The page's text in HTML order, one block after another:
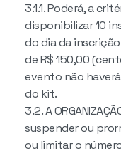
3.1.1. Poderá, a
disponibilizar 10
do dia da
de R$ 150,00
evento não
do kit.
3.2. A
suspender ou
ou limitar o